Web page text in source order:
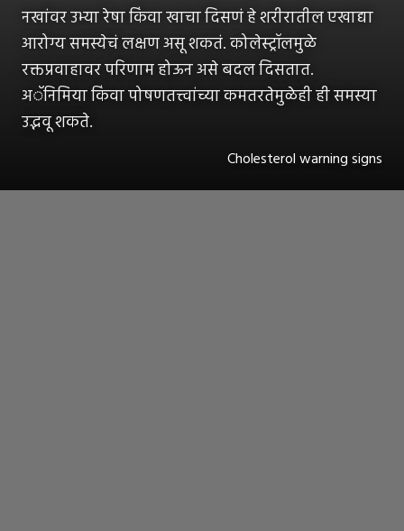
नखांवर उभ्या रेषा किंवा खाचा दिसणं हे शरीरातील एखाद्या
आरोग्य समस्येचं लक्षण असू शकतं. कोलेस्ट्रॉलमुळे
रक्तप्रवाहावर परिणाम होऊन असे बदल दिसतात.
अॅनिमिया किंवा पोषणतत्त्वांच्या कमतरतेमुळेही ही समस्या
उद्भवू शकते.
Cholesterol warning signs